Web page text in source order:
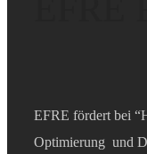
EFRE fördert bei
Optimierung und